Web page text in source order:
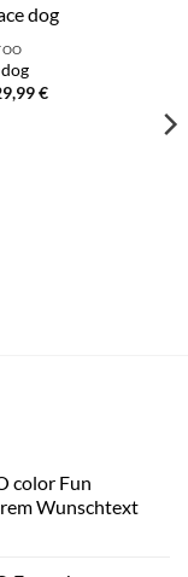
€Preisspanne:
color Fun
Wunschtext